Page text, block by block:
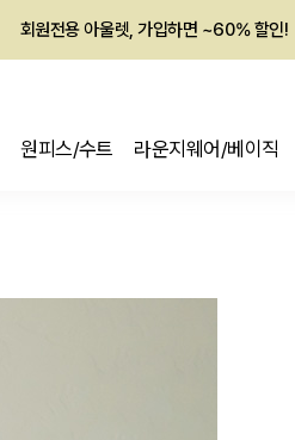
회원전용 아울렛, 가입하면 ~60% 할인!
원피스/수트 라운지웨어/베이직